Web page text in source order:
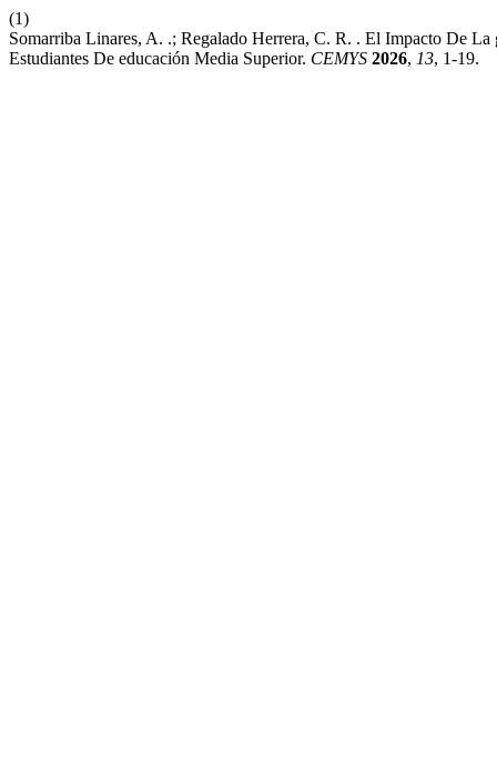
(1)
Somarriba Linares, A. .; Regalado Herrera, C. R. . El Impacto De
Estudiantes De educación Media Superior. CEMYS 2026, 13, 1-19.